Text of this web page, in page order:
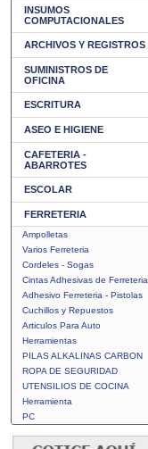
INSUMOS
COMPUTACIONALES
ARCHIVOS Y REGISTROS
SUMINISTROS DE
OFICINA
ESCRITURA
ASEO E HIGIENE
CAFETERIA -
ABARROTES
ESCOLAR
FERRETERIA
Ampolletas
Varios Ferreteria
Cordeles - Sogas
Cintas Adhesivas de Ferreteria
Adhesivo Ferreteria - Pistolas
Cuchillos y Repuestos
Articulos Para Auto
Herramientas
PILAS ALKALINAS CARBON
ROPA DE SEGURIDAD
UTENSILIOS DE COCINA
Herramienta
PC